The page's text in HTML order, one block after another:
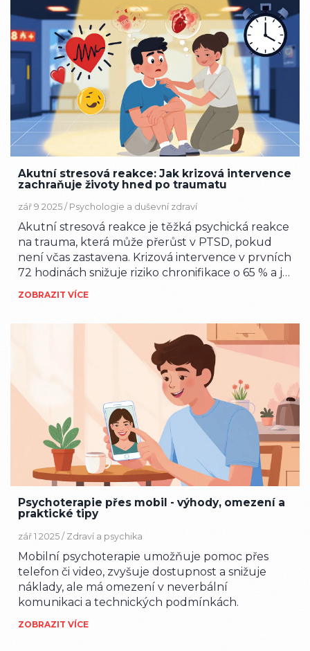
Akutní stresová reakce: Jak krizová intervence
zachraňuje životy hned po traumatu
zář 9 2025 / Psychologie a duševní zdraví
Akutní stresová reakce je těžká psychická reakce
na trauma, která může přerůst v PTSD, pokud
není včas zastavena. Krizová intervence v prvních
72 hodinách snižuje riziko chronifikace o 65 % a je
klíčová pro přežití.
ZOBRAZIT VÍCE
Psychoterapie přes mobil - výhody, omezení a
praktické tipy
zář 1 2025 / Zdraví a psychika
Mobilní psychoterapie umožňuje pomoc přes
telefon či video, zvyšuje dostupnost a snižuje
náklady, ale má omezení v neverbální
komunikaci a technických podmínkách.
ZOBRAZIT VÍCE